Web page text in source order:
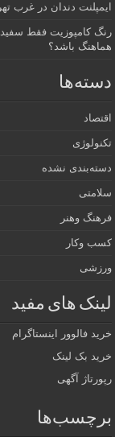
ایمپلنت دندان در غرب
رنگ کامپوزیت فقط سفید
هماهنگ باشد؟
دسته‌ها
اقتصاد
تکنولوژی
دسته‌بندی نشده
سلامتی
فرهنگ وهنر
کسب وکار
ورزشی
لینک های مفید
خرید فالوور اینستاگرام
خرید بک لینک
رپورتاژ آگهی
برچسب‌ها